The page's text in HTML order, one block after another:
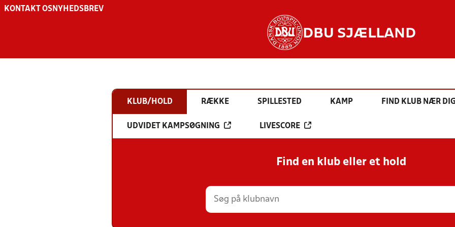
KONTAKT OS NYHEDSBREV
DBU SJÆLLAND
KLUB/HOLD RÆKKE SPILLESTED KAMP FIND KLUB NÆR
UDVIDET KAMPSØGNING LIVESCORE
Find en klub eller et hold